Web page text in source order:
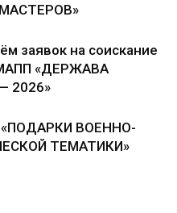
заявок на соискание
«ДЕРЖАВА
2026»
ВОЕННО-
ТЕМАТИКИ»